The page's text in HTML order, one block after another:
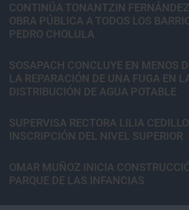
CONTINÚA TONANTZIN
OBRA PÚBLICA A TODOS LOS
PEDRO CHOLULA
SOSAPACH CONCLUYE EN MENOS
LA REPARACIÓN DE UNA FUGA EN
DISTRIBUCIÓN DE AGUA POTABLE
SUPERVISA RECTORA LILIA
INSCRIPCIÓN DEL NIVEL SUPERIOR
OMAR MUÑOZ INICIA
PARQUE DE LAS INFANCIAS